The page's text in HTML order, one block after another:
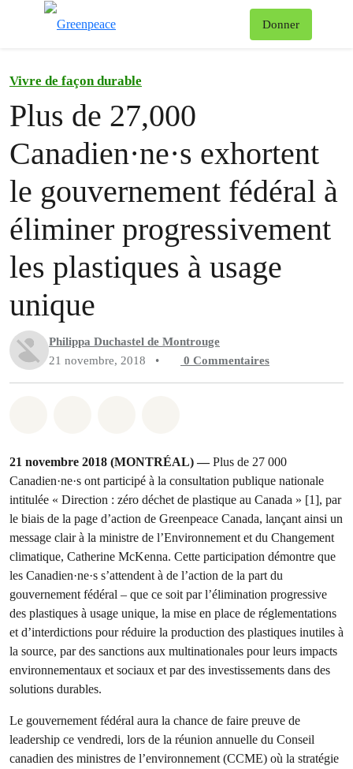
Donner
Vivre de façon durable
Plus de 27,000
Canadien·ne·s exhortent
le gouvernement fédéral à
éliminer progressivement
les plastiques à usage
unique
Philippa Duchastel de Montrouge
21 novembre, 2018
• 0 Commentaires
21 novembre 2018 (MONTRÉAL) —Plus de 27 000
Canadien·ne·s ont participé à la consultation publique nationale
intitulée « Direction : zéro déchet de plastique au Canada » [1], par
le biais de la page d’action de Greenpeace Canada, lançant ainsi un
message clair à la ministre de l’Environnement et du Changement
climatique, Catherine McKenna. Cette participation démontre que
les Canadien·ne·s s’attendent à de l’action de la part du
gouvernement fédéral – que ce soit par l’élimination progressive
des plastiques à usage unique, la mise en place de réglementations
et d’interdictions pour réduire la production des plastiques inutiles à
la source, par des sanctions aux multinationales pour leurs impacts
environnementaux et sociaux et par des investissements dans des
solutions durables.
Le gouvernement fédéral aura la chance de faire preuve de
leadership ce vendredi, lors de la réunion annuelle du Conseil
canadien des ministres de l’environnement (CCME) où la stratégie